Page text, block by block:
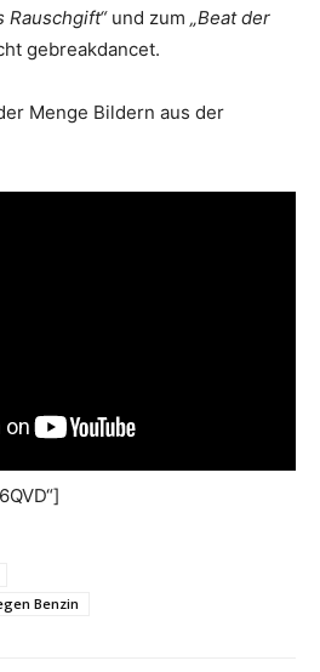
Rauschgift“und zum „Beat der
gebreakdancet.
Menge Bildern aus der
Benzin